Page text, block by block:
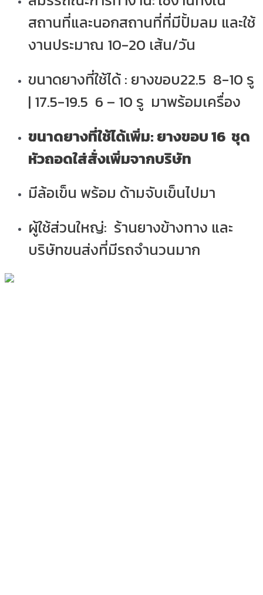
สถานที่และนอกสถานที่ที่มีปั้มลม และใช้
งานประมาณ 10-20 เส้น/วัน
ขนาดยางที่ใช้ได้ : ยางขอบ22.5 8-10 รู
| 17.5-19.5 6 – 10 รู มาพร้อมเครื่อง
ขนาดยางที่ใช้ได้เพิ่ม: ยางขอบ 16 ชุด
หัวถอดใส่สั่งเพิ่มจากบริษัท
มีล้อเข็น พร้อม ด้ามจับเข็นไปมา
ผู้ใช้ส่วนใหญ่: ร้านยางข้างทาง และ
บริษัทขนส่งที่มีรถจำนวนมาก